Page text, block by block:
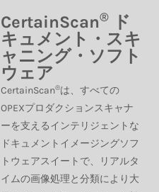
CertainScan®
ド
キュメント・スキ
ャニング・ソフト
ウェア
CertainScan®は、すべての
OPEXプロダクションスキャナ
ーを支えるインテリジェントな
ドキュメントイメージングソフ
トウェアスイートで、リアルタ
イムの画像処理と分類により大